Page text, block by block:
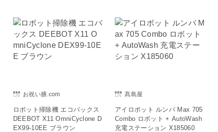
お祝い膳.com
ロボット掃除機 エコバックス
DEEBOT X11 OmniCyclone D
EX99-10EE ブラウン
髙島屋
アイロボット ルンバ Max 705
Combo ロボット + AutoWash
充電ステーション X185060